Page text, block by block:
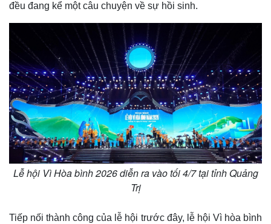
e
đều đang kể một câu chuyện về sự hồi sinh.
Lễ hội Vì Hòa bình 2026 diễn ra vào tối 4/7 tại tỉnh Quảng
Trị
Tiếp nối thành công của lễ hội trước đây, lễ hội Vì hòa bình